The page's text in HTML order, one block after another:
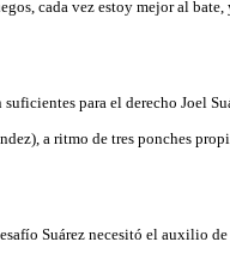
cada vez estoy mejor al
suficientes para el derecho Joel
a ritmo de tres ponches
Suárez necesitó el auxilio